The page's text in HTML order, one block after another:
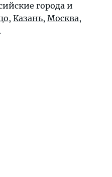
города и
, Казань, Москва,
.